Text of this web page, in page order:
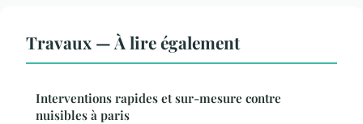
Travaux — À lire également
Interventions rapides et sur-mesure contre
nuisibles à paris